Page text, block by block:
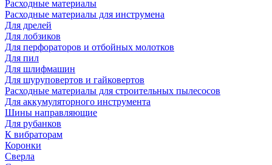
Расходные материалы
Расходные материалы для инструмена
Для дрелей
Для лобзиков
Для перфораторов и отбойных молотков
Для пил
Для шлифмашин
Для шуруповертов и гайковертов
Расходные материалы для строительных пылесосов
Для аккумуляторного инструмента
Шины направляющие
Для рубанков
К вибраторам
Коронки
Сверла